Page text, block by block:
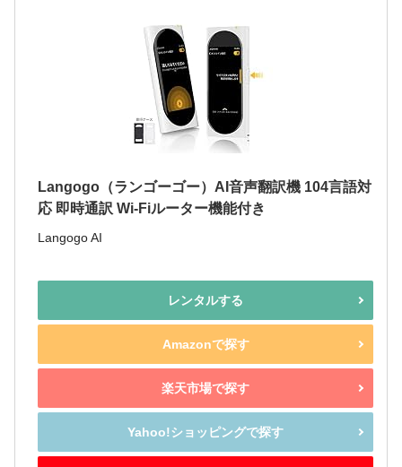
Langogo（ランゴーゴー）AI音声翻訳機 104言語対
応 即時通訳 Wi-Fiルーター機能付き
Langogo AI
レンタルする
Amazonで探す
楽天市場で探す
Yahoo!ショッピングで探す